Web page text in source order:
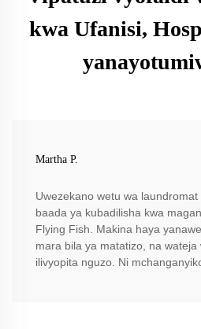
kwa Ufanisi,
Martha P.
Uwezekano wetu wa
baada ya kubadilisha kwa
Flying Fish. Makina haya
mara bila ya matatizo, na wateja
ilivyopita nguzo. Ni